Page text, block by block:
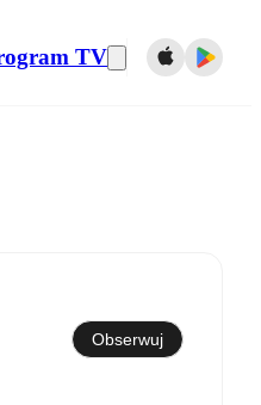
TV
Obserwuj